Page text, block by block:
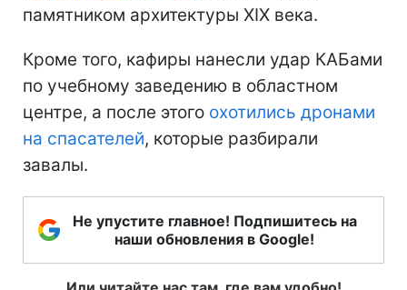
памятником архитектуры XIX века.
Кроме того, кафиры нанесли удар КАБами
по учебному заведению в областном
центре, а после этого охотились дронами
на спасателей, которые разбирали
завалы.
Не упустите главное! Подпишитесь на
наши обновления в Google!